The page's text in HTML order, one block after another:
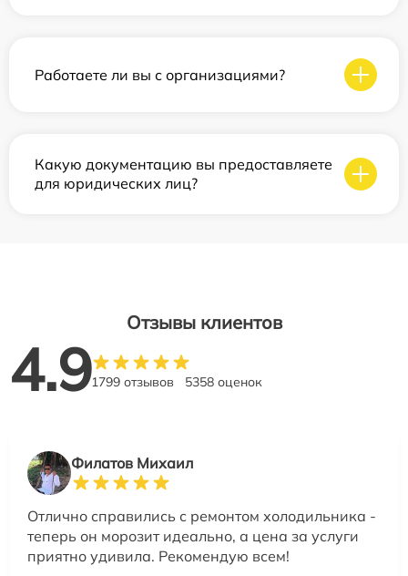
Работаете ли вы с организациями?
Какую документацию вы предоставляете
для юридических лиц?
Отзывы клиентов
4.91799 отзывов 5358 оценок
Филатов Михаил
Отлично справились с ремонтом холодильника -
теперь он морозит идеально, а цена за услуги
приятно удивила. Рекомендую всем!